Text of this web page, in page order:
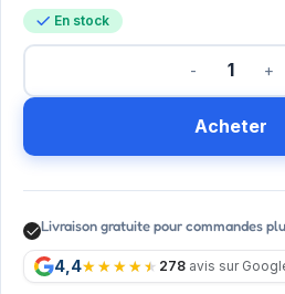
En stock
Acheter
Livraison gratuite pour commandes
4,4 278 avis sur